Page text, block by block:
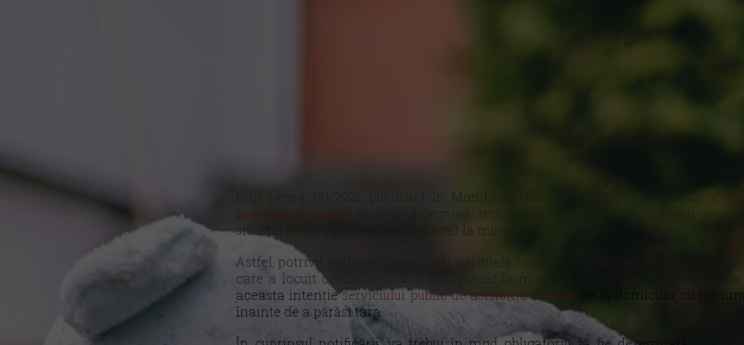
Prin Legea 191/2022, publicată în Monitorul Oficial nr. 652 din 30.06.2022, au
prevederile legale
privind delegarea temporară a autorității părintești
situația în care părintele este plecat la muncă în străinătate.
Astfel, potrivit noilor reglementari, părintele care exercită singur autoritatea
care a locuit copilului și care este plecat la muncă în străinătate, are obligația
aceasta intențieserviciului public de asistență socială
de la domiciliu, cu
înainte de a părăsi țara.